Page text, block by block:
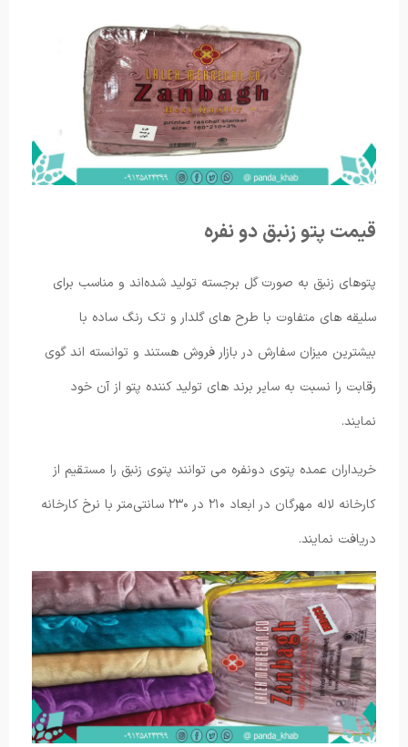
قیمت پتو زنبق دو نفره
پتوهای زنبق به صورت گل برجسته تولید شده‌اند و مناسب برای
سلیقه های متفاوت با طرح های گلدار و تک رنگ ساده با
بیشترین میزان سفارش در بازار فروش هستند و توانسته اند گوی
رقابت را نسبت به سایر برند های تولید کننده پتو از آن خود
نمایند.
خریداران عمده پتوی دونفره می ‌توانند پتوی زنبق را مستقیم از
کارخانه لاله مهرگان در ابعاد ۲۱۰ در ۲۳۰ سانتی‌متر با نرخ کارخانه
دریافت نمایند.